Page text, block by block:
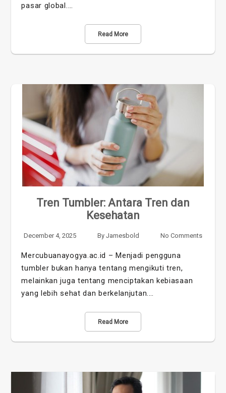
pasar global.…
Read More
Tren Tumbler: Antara Tren dan
Kesehatan
December 4, 2025 By Jamesbold No Comments
Mercubuanayogya.ac.id – Menjadi pengguna
tumbler bukan hanya tentang mengikuti tren,
melainkan juga tentang menciptakan kebiasaan
yang lebih sehat dan berkelanjutan.…
Read More